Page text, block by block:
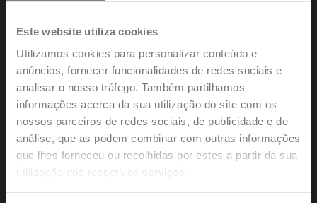
Este website utiliza cookies
Utilizamos cookies para personalizar conteúdo e
anúncios, fornecer funcionalidades de redes sociais e
analisar o nosso tráfego. Também partilhamos
informações acerca da sua utilização do site com os
nossos parceiros de redes sociais, de publicidade e de
análise, que as podem combinar com outras informações
que lhes forneceu ou recolhidas por estes a partir da sua
utilização dos respetivos serviços.
ZR-005